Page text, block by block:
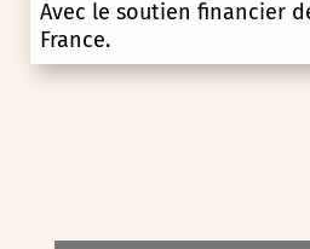
Avec le soutien financier
France.